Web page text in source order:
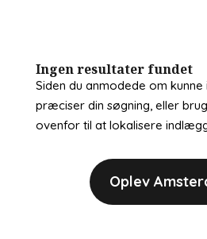
Ingen resultater fundet
Siden du anmodede om
præciser din søgning, eller
ovenfor til at lokalisere
Oplev